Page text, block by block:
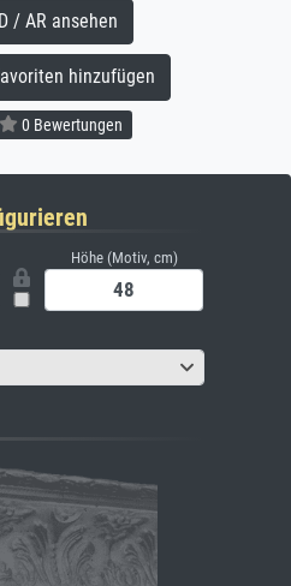
/ AR ansehen
hinzufügen
0 Bewertungen
Höhe (Motiv, cm)